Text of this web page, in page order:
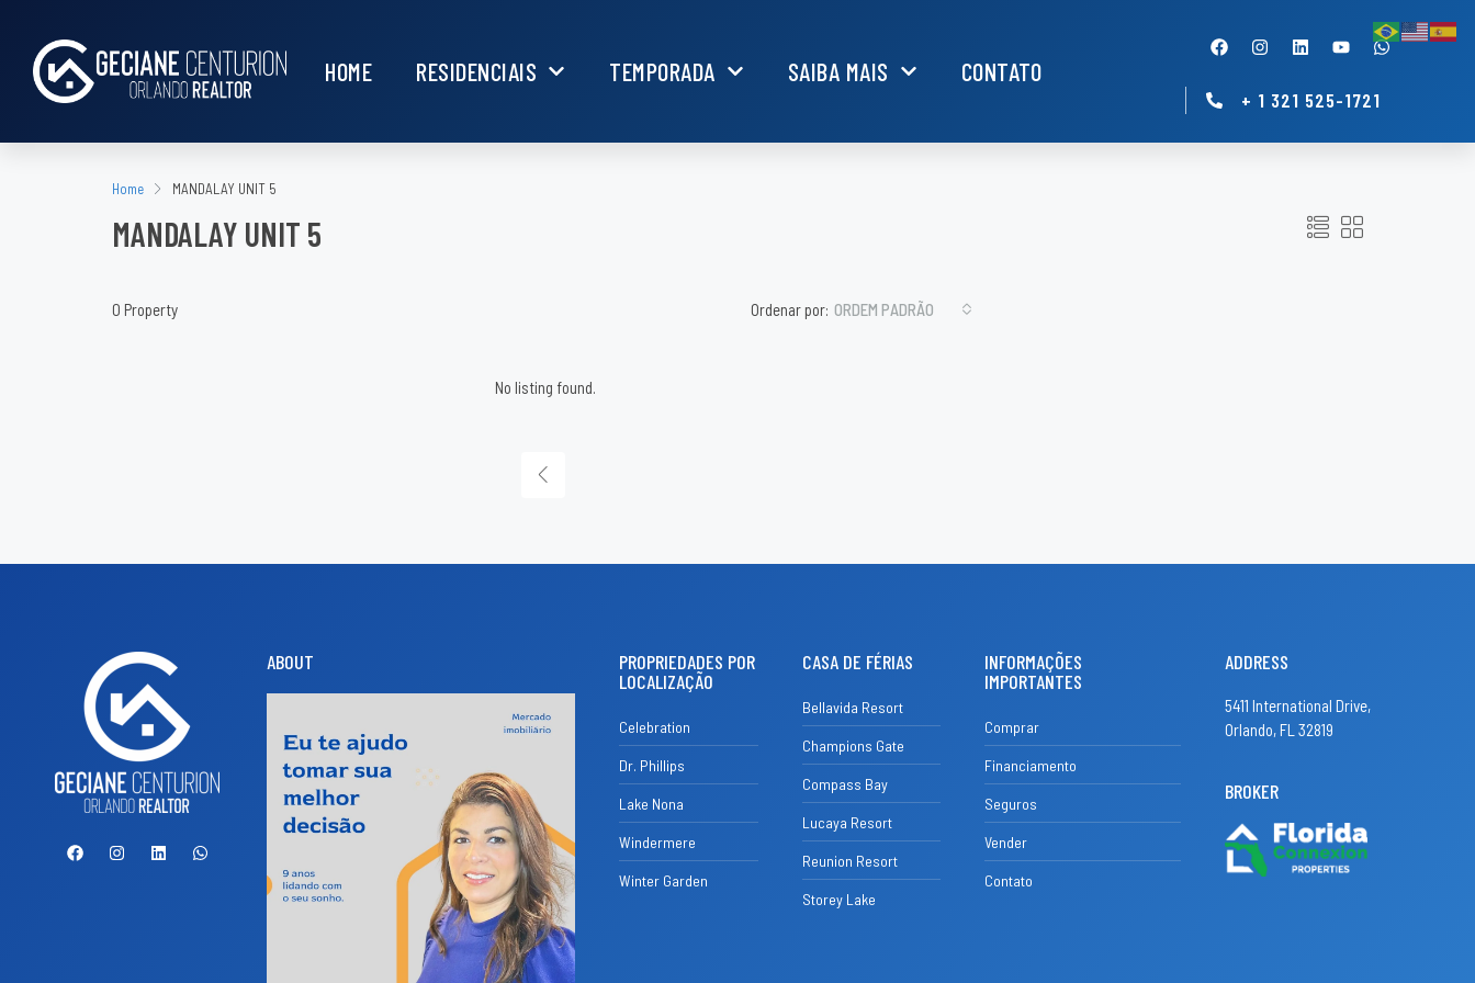
HOME RESIDENCIAIS TEMPORADA SAIBA MAIS CONTATO
+ 1 321 525-1721
Home MANDALAY UNIT 5
MANDALAY UNIT 5
0 Property Ordenar por: ORDEM PADRÃO
No listing found.
ABOUT
PROPRIEDADES POR
LOCALIZAÇÃO
Celebration
Dr. Phillips
Lake Nona
Windermere
Winter Garden
CASA DE FÉRIAS
Bellavida Resort
Champions Gate
Compass Bay
Lucaya Resort
Reunion Resort
Storey Lake
INFORMAÇÕES
IMPORTANTES
Comprar
Financiamento
Seguros
Vender
Contato
ADDRESS
5411 International Drive,
Orlando, FL 32819
BROKER